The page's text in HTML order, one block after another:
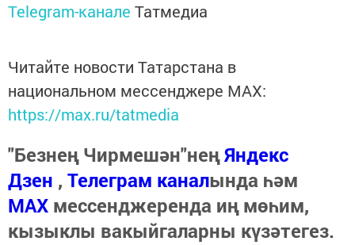
Telegram-канале Татмедиа
Читайте новости Татарстана в
национальном мессенджере MАХ:
https://max.ru/tatmedia
"Безнең Чирмешән"неңЯндекс
Дзен , Телеграм каналында һәм
МАХ мессенджеренда иң мөһим,
кызыклы вакыйгаларны күзәтегез.